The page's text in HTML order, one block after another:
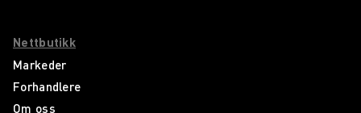
Nettbutikk
Markeder
Forhandlere
Om oss